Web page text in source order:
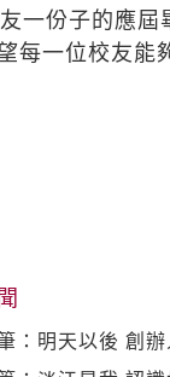
一份子的應
每一位校友
：明天以後 創